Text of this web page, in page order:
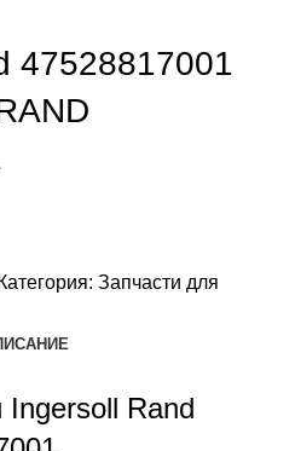
47528817001
Категория: Запчасти для
Ingersoll Rand